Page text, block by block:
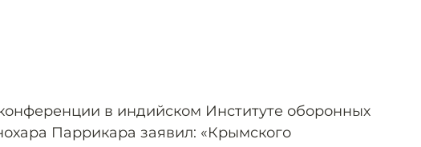
в индийском Институте оборонных
Паррикара заявил: «Крымского